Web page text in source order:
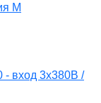
М
- вход 3х380В /